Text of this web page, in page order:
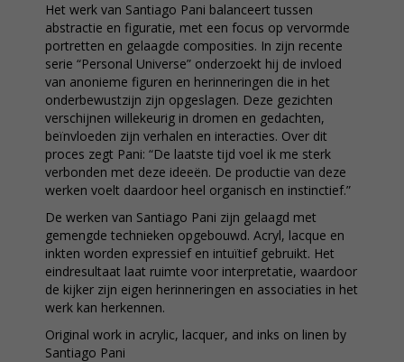
Het werk van Santiago Pani balanceert tussen
abstractie en figuratie, met een focus op vervormde
portretten en gelaagde composities. In zijn recente
serie “Personal Universe” onderzoekt hij de invloed
van anonieme figuren en herinneringen die in het
onderbewustzijn zijn opgeslagen. Deze gezichten
verschijnen willekeurig in dromen en gedachten,
beïnvloeden zijn verhalen en interacties. Over dit
proces zegt Pani: “De laatste tijd voel ik me sterk
verbonden met deze ideeën. De productie van deze
werken voelt daardoor heel organisch en instinctief.”
De werken van Santiago Pani zijn gelaagd met
gemengde technieken opgebouwd. Acryl, lacque en
inkten worden expressief en intuïtief gebruikt. Het
eindresultaat laat ruimte voor interpretatie, waardoor
de kijker zijn eigen herinneringen en associaties in het
werk kan herkennen.
Original work in acrylic, lacquer, and inks on linen by
Santiago Pani